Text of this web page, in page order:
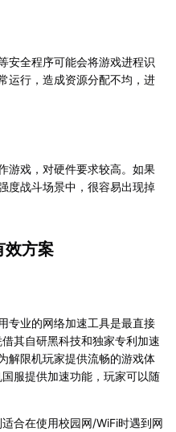
安全程序可能会将游戏进程识
运行，造成资源分配不均，进
游戏，对硬件要求较高。如果
度战斗场景中，很容易出现掉
效方案
专业的网络加速工具是最直接
借其自研黑科技和独家专利加速
解限机玩家提供流畅的游戏体
服提供加速功能，玩家可以随
合在使用校园网/WiFi时遇到网